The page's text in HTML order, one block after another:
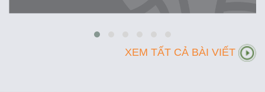
XEM TẤT CẢ BÀI VIẾT